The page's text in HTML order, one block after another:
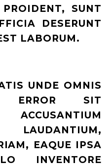
SUNT
DESERUNT
LABORUM.
UNDE OMNIS
ERROR SIT
LAUDANTIUM,
EAQUE IPSA
INVENTORE